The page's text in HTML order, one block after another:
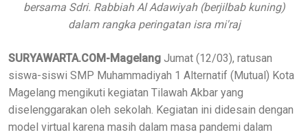
bersama Sdri. Rabbiah Al Adawiyah (berjilbab kuning)
dalam rangka peringatan isra mi'raj
SURYAWARTA.COM-Magelang Jumat (12/03), ratusan
siswa-siswi SMP Muhammadiyah 1 Alternatif (Mutual) Kota
Magelang mengikuti kegiatan Tilawah Akbar yang
diselenggarakan oleh sekolah. Kegiatan ini didesain dengan
model virtual karena masih dalam masa pandemi dalam